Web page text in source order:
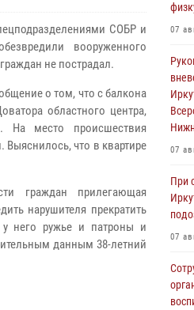
СОБР и
вооруженного
не пострадал.
о том, что с балкона
областного центра,
На место происшествия
что в квартире
граждан прилегающая
нарушителя прекратить
у него ружье и патроны и
данным 38-летний
07
07
При
07